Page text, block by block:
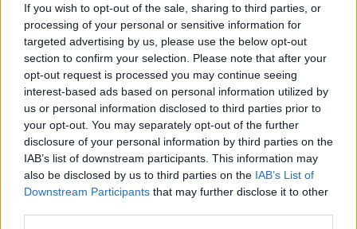
If you wish to opt-out of the sale, sharing to third parties, or
processing of your personal or sensitive information for
targeted advertising by us, please use the below opt-out
section to confirm your selection. Please note that after your
opt-out request is processed you may continue seeing
interest-based ads based on personal information utilized by
us or personal information disclosed to third parties prior to
your opt-out. You may separately opt-out of the further
disclosure of your personal information by third parties on the
IAB’s list of downstream participants. This information may
also be disclosed by us to third parties on the IAB’s List of
Downstream Participants that may further disclose it to other
casual e naturale, è un analista tattico che
trasforma dati e clip in racconti social. Ricorda
quando annotò la rimonta al box stampa dello
Stadio Olimpico Grande Torino: da
quell'appunto nacque la sua linea editoriale,
che propugna spiegazioni visive per il tifoso
critico. Dettaglio unico: una stagione
allenatore under15 al Chieri e ciclista urbano.